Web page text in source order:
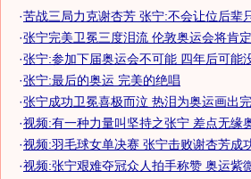
·苦战三局力克谢杏芳 张宁:不会让位后辈
·张宁完美卫冕三度泪流 伦敦奥运会将肯定
·张宁:参加下届奥运会不可能 四年后可能
·张宁:最后的奥运 完美的绝唱
·张宁成功卫冕喜极而泣 热泪为奥运画出完
·视频:有一种力量叫坚持之张宁 差点无缘
·视频:羽毛球女单决赛 张宁击败谢杏芳成
·视频:张宁艰难夺冠众人拍手称赞 奥运紫